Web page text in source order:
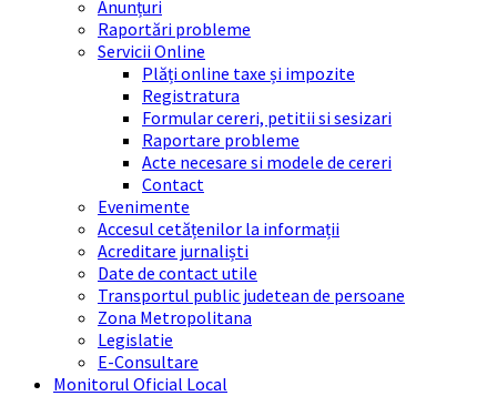
Anunțuri
Raportări probleme
Servicii Online
Plăți online taxe și impozite
Registratura
Formular cereri, petitii si sesizari
Raportare probleme
Acte necesare si modele de cereri
Contact
Evenimente
Accesul cetățenilor la informații
Acreditare jurnaliști
Date de contact utile
Transportul public judetean de persoane
Zona Metropolitana
Legislatie
E-Consultare
Monitorul Oficial Local